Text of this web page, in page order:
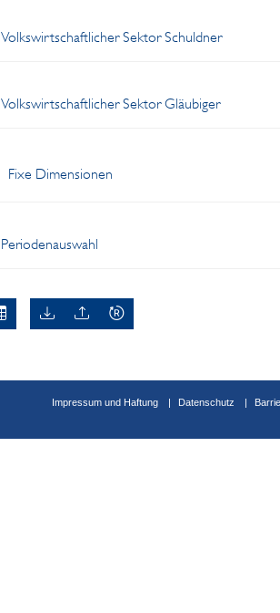
Volkswirtschaftlicher Sektor Schuldner
Volkswirtschaftlicher Sektor Gläubiger
Fixe Dimensionen
Periodenauswahl
Impressum und Haftung Datenschutz